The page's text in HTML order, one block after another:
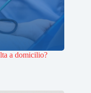
a domicilio?